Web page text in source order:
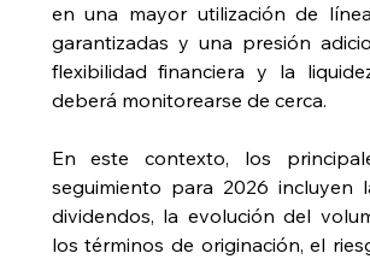
en una mayor utilización de
garantizadas y una presión
flexibilidad financiera y la
deberá monitorearse de cerca.
En este contexto, los
seguimiento para 2026 incluyen
dividendos, la evolución del
los términos de originación, el